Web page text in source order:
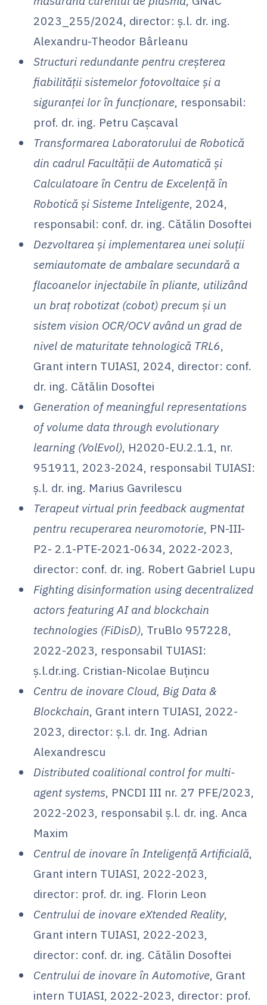
2023_255/2024, director: ș.l. dr. ing.
Alexandru-Theodor Bârleanu
Structuri redundante pentru creșterea
fiabilității sistemelor fotovoltaice și a
siguranței lor în funcționare, responsabil:
prof. dr. ing. Petru Cașcaval
Transformarea Laboratorului de Robotică
din cadrul Facultății de Automatică și
Calculatoare în Centru de Excelență în
Robotică și Sisteme Inteligente, 2024,
responsabil: conf. dr. ing. Cătălin Dosoftei
Dezvoltarea și implementarea unei soluții
semiautomate de ambalare secundară a
flacoanelor injectabile în pliante, utilizând
un braț robotizat (cobot) precum și un
sistem vision OCR/OCV având un grad de
nivel de maturitate tehnologică TRL6,
Grant intern TUIASI, 2024, director: conf.
dr. ing. Cătălin Dosoftei
Generation of meaningful representations
of volume data through evolutionary
learning (VolEvol), H2020-EU.2.1.1, nr.
951911, 2023-2024, responsabil TUIASI:
ș.l. dr. ing. Marius Gavrilescu
Terapeut virtual prin feedback augmentat
pentru recuperarea neuromotorie, PN-III-
P2- 2.1-PTE-2021-0634, 2022-2023,
director: conf. dr. ing. Robert Gabriel Lupu
Fighting disinformation using decentralized
actors featuring AI and blockchain
technologies (FiDisD), TruBlo 957228,
2022-2023, responsabil TUIASI:
ș.l.dr.ing. Cristian-Nicolae Buțincu
Centru de inovare Cloud, Big Data &
Blockchain, Grant intern TUIASI, 2022-
2023, director: ș.l. dr. Ing. Adrian
Alexandrescu
Distributed coalitional control for multi-
agent systems, PNCDI III nr. 27 PFE/2023,
2022-2023, responsabil ș.l. dr. ing. Anca
Maxim
Centrul de inovare în Inteligență Artificială,
Grant intern TUIASI, 2022-2023,
director: prof. dr. ing. Florin Leon
Centrului de inovare eXtended Reality,
Grant intern TUIASI, 2022-2023,
director: conf. dr. ing. Cătălin Dosoftei
Centrului de inovare în Automotive, Grant
intern TUIASI, 2022-2023, director: prof.